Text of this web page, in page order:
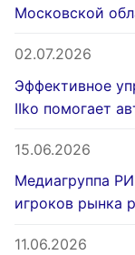
Московской
02.07.2026
Эффективное
IIko помогает
15.06.2026
Медиагруппа
игроков рынка
11.06.2026